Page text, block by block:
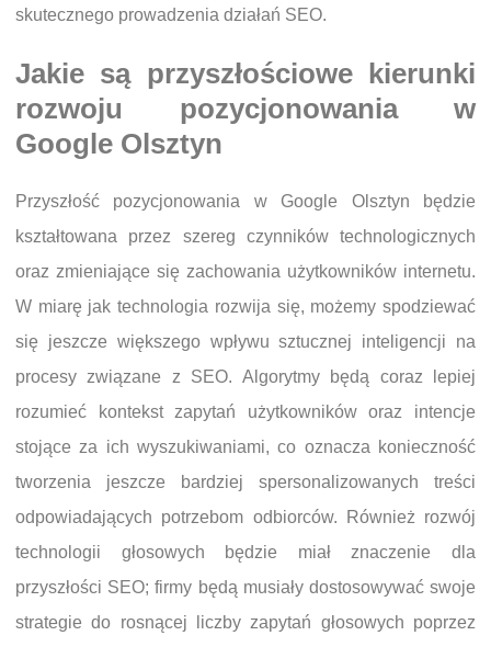
skutecznego prowadzenia działań SEO.
Jakie są przyszłościowe kierunki
rozwoju pozycjonowania w
Google Olsztyn
Przyszłość pozycjonowania w Google Olsztyn będzie
kształtowana przez szereg czynników technologicznych
oraz zmieniające się zachowania użytkowników internetu.
W miarę jak technologia rozwija się, możemy spodziewać
się jeszcze większego wpływu sztucznej inteligencji na
procesy związane z SEO. Algorytmy będą coraz lepiej
rozumieć kontekst zapytań użytkowników oraz intencje
stojące za ich wyszukiwaniami, co oznacza konieczność
tworzenia jeszcze bardziej spersonalizowanych treści
odpowiadających potrzebom odbiorców. Również rozwój
technologii głosowych będzie miał znaczenie dla
przyszłości SEO; firmy będą musiały dostosowywać swoje
strategie do rosnącej liczby zapytań głosowych poprzez